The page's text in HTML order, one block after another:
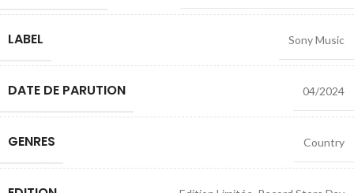
LABEL Sony Music
DATE DE PARUTION 04/2024
GENRES Country